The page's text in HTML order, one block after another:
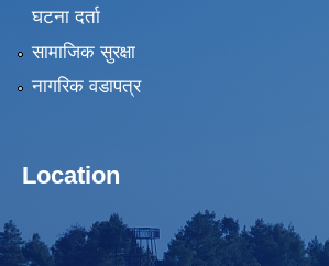
घटना दर्ता
सामाजिक सुरक्षा
नागरिक वडापत्र
Location